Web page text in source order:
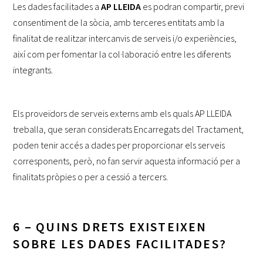
Les dades facilitades aAP LLEIDA es podran compartir, previ
consentiment de la sòcia, amb terceres entitats amb la
finalitat de realitzar intercanvis de serveis i/o experiències,
així com per fomentar la col·laboració entre les diferents
integrants.
Els proveïdors de serveis externs amb els quals AP LLEIDA
treballa, que seran considerats Encarregats del Tractament,
poden tenir accés a dades per proporcionar els serveis
corresponents, però, no fan servir aquesta informació per a
finalitats pròpies o per a cessió a tercers.
6 – QUINS DRETS EXISTEIXEN
SOBRE LES DADES FACILITADES?